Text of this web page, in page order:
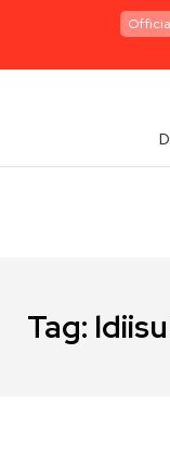
Tag: